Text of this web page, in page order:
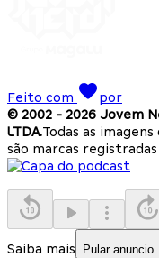
Feito com
por
© 2002 - 2026 Jovem
LTDA.Todas as
são marcas
Saiba mais Pular anuncio